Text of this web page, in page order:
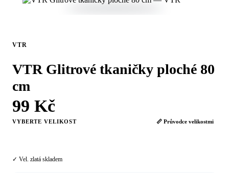
VTR
VTR Glitrové tkaničky ploché 80
cm
99 Kč
VYBERTE VELIKOST 📏 Průvodce velikostmi
✓ Vel. zlatá skladem